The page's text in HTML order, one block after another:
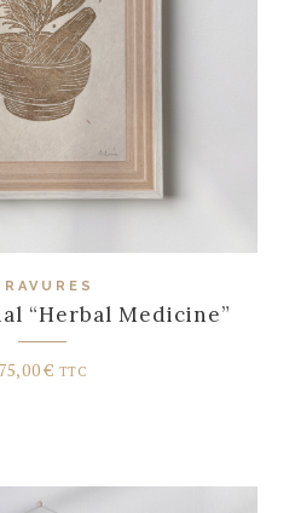
“Herbal Medicine”
75,00€ TTC